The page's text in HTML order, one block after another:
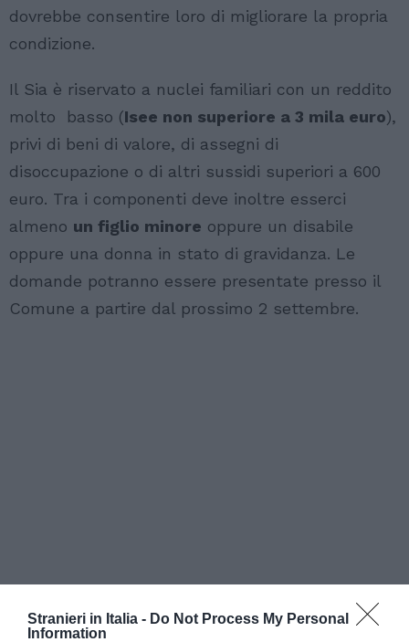
Stranieri in Italia - Do Not Process My Personal
Information
dovrebbe consentire loro di migliorare la propria
condizione.
Il Sia è riservato a nuclei familiari con un reddito
molto basso (Isee non superiore a 3 mila euro),
privi di beni di valore, di assegni di
disoccupazione o di altri sussidi superiori a 600
euro. Tra i componenti deve inoltre esserci
almeno un figlio minore oppure un disabile
oppure una donna in stato di gravidanza. Le
domande potranno essere presentate presso il
Comune a partire dal prossimo 2 settembre.